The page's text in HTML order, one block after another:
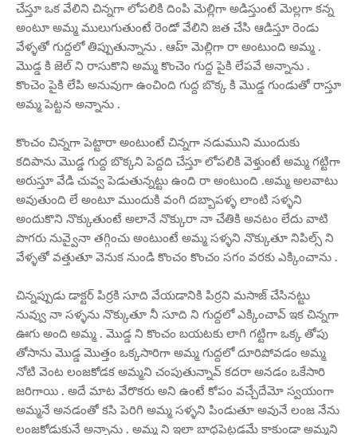
చేస్తూ ఒక వేలిని చిన్నగా లోపలికి దింపి మెల్లిగా అడిస్తుంటే మెల్లగా కన్న
అంటూ అమ్మ ములుగుతుంటే రెండో వేలిని జత చేసి ఆడిస్తూ రెండు
వేళ్ళతో గుద్దలో తిప్పుతున్నాను . ఆహ్ మెల్లిగా రా అంటుంది అమ్మ .
మొడ్డ కి జెల్ ని రాసుకొని అమ్మ కొంచెం గుద్ద పైకి లేపవే అన్నాను .
కొంచెం పైకి లేపి అనువుగా ఉంచింది గుద్ద బొక్క కి మొడ్డ గుండుతో రాస్తూ
అమ్మ పెట్టన అన్నాను .
కొంచం చిన్నగా పెట్టారా అంటుంటే చిన్నగా నడుముని ముందుకు
కదిపాను మొడ్డ గుద్ద బొక్కని పెద్దది చేస్తూ లోపలికి వెళ్తుంటే అమ్మ గట్టిగా
అరుస్తూ వేడి చువ్వ పెడుతున్నట్టు ఉంది రా అంటుంది .అమ్మ అలవాటు
అవుతుంది లే అంటూ ముందుకి వంగి దబ్బాపళ్ళ లాంటి సళ్ళని
అందుకొని నొక్కుతుంటే అలానే నొక్కురా నా చేతికి అనటం లేదు వాటి
పొగరు నువ్వైనా తగ్గించు అంటుంటే అమ్మ సళ్ళని నొక్కుతూ నిపిల్స్ ని
వేళ్ళతో వత్తుతూ వెనుక నుండి కొంచం కొంచం సగం వరకు ఎక్కించాను .
చిన్నప్పుడు డాక్టర్ పిర్రకి సూది వేయడానికి పిర్రని మసాజ్ చేసినట్టు
నువ్వు నా సళ్ళను నొక్కుతూ నీ సూది ని గుద్దలో ఎక్కించావ్ ఇక చిన్నగా
ఊగు అంది అమ్మ . మొడ్డ ని కొంచం బయటకు లాగి గట్టిగా ఒక్క తోపు
తోసాను మొడ్డ మొత్తం ఒక్కసారిగా అమ్మ గుద్దలో దూరిపోవడం అమ్మ
నోటి వెంట లంజకోడక అమ్మని చంపుతున్నావ్ కదరా అనడం ఒకేసారి
జరిగాయి . అదే మాట వేరొకరు అని ఉంటే కోపం వచ్చేదేమో స్వయంగా
అమ్మనే అనడంతో కసి పెరిగి అమ్మ సళ్ళని పిండుతూ అవునే లంజ నేను
లంజకోడుకునే అన్నాను . అమ్మ ని ఇలా బాధపెట్టడమే కాకుండా అమ్మని